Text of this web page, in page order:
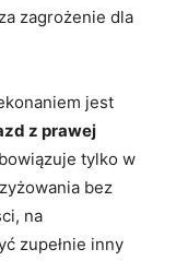
zagrożenie dla
jest
z prawej
tylko w
bez
na
zupełnie inny